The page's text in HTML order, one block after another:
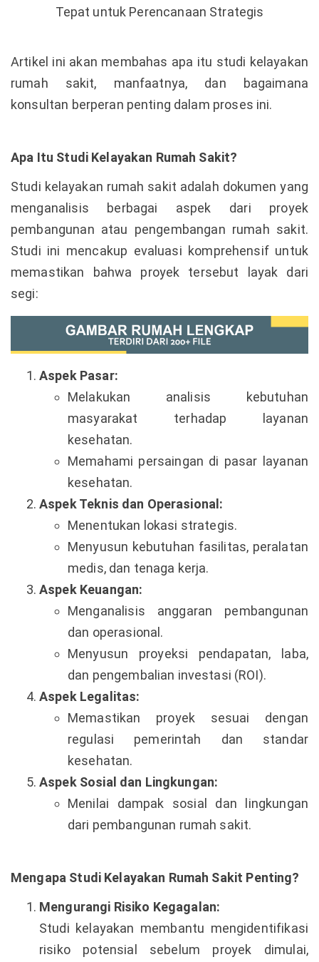
Tepat untuk Perencanaan Strategis
Artikel ini akan membahas apa itu studi kelayakan
rumah sakit, manfaatnya, dan bagaimana
konsultan berperan penting dalam proses ini.
Apa Itu Studi Kelayakan Rumah Sakit?
Studi kelayakan rumah sakit adalah dokumen yang
menganalisis berbagai aspek dari proyek
pembangunan atau pengembangan rumah sakit.
Studi ini mencakup evaluasi komprehensif untuk
memastikan bahwa proyek tersebut layak dari
segi:
Aspek Pasar:
Melakukan analisis kebutuhan
masyarakat terhadap layanan
kesehatan.
Memahami persaingan di pasar layanan
kesehatan.
Aspek Teknis dan Operasional:
Menentukan lokasi strategis.
Menyusun kebutuhan fasilitas, peralatan
medis, dan tenaga kerja.
Aspek Keuangan:
Menganalisis anggaran pembangunan
dan operasional.
Menyusun proyeksi pendapatan, laba,
dan pengembalian investasi (ROI).
Aspek Legalitas:
Memastikan proyek sesuai dengan
regulasi pemerintah dan standar
kesehatan.
Aspek Sosial dan Lingkungan:
Menilai dampak sosial dan lingkungan
dari pembangunan rumah sakit.
Mengapa Studi Kelayakan Rumah Sakit Penting?
Mengurangi Risiko Kegagalan:
Studi kelayakan membantu mengidentifikasi
risiko potensial sebelum proyek dimulai,